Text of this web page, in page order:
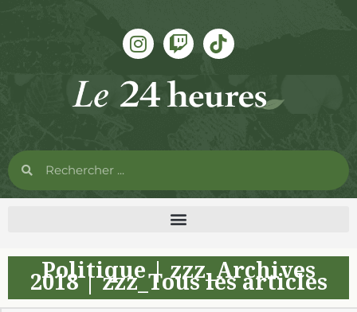
Politique|zzz_Archives
2018|zzz_Tous les articles